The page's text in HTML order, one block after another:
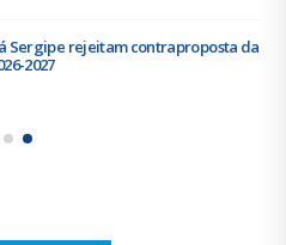
Sergipe rejeitam contraproposta da
2027